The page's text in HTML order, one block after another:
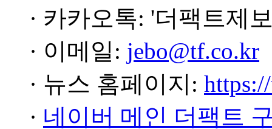
· 카카오톡: '더팩트제
· 이메일: jebo@tf.co.kr
· 뉴스 홈페이지:
· 네이버 메인 더팩트